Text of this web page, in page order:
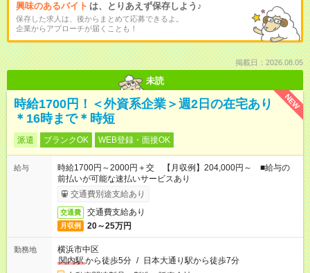
興味のあるバイト は、とりあえず保存しよう♪
保存した求人は、後からまとめて応募できるよ。
企業からアプローチが届くことも！
掲載日：2026.08.05
未読
NEW
時給1700円！＜外資系企業＞週2日の在宅あり
＊16時まで＊時短
派遣 ブランクOK WEB登録・面接OK
給与
時給1700円～2000円＋交 【月収例】204,000円～ ■給与の
前払いが可能な速払いサービスあり
交通費別途支給あり
交通費 交通費支給あり
月収例 20～25万円
勤務地
横浜市中区
関内駅から徒歩5分 / 日本大通り駅から徒歩7分